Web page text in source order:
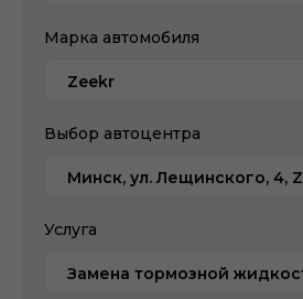
Марка автомобиля
Zeekr
Выбор автоцентра
Минск, ул. Лещинского, 4,
Услуга
Замена тормозной